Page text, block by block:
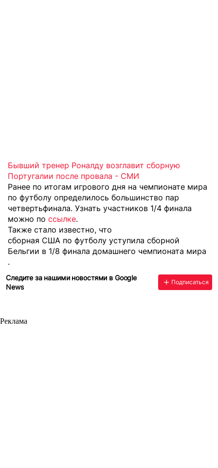
Бывший тренер Роналду возглавит сборную
Португалии после провала - СМИ
Ранее по итогам игрового дня на чемпионате мира
по футболу определилось большинство пар
четвертьфинала. Узнать участников 1/4 финала
можно по ссылке.
Также стало известно, что
сборная США по футболу уступила сборной
Бельгии в 1/8 финала домашнего чемпионата мира
.
Следите за нашими новостями в Google
News
Подписаться
Реклама